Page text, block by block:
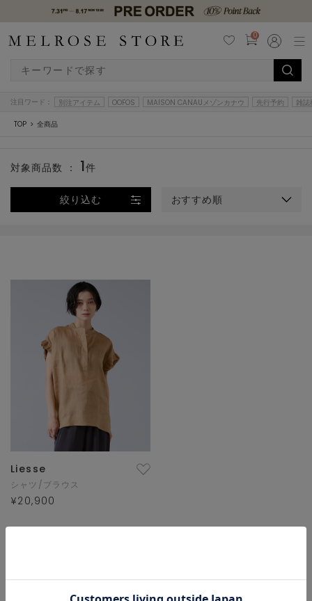
0
注目ワード： 別注アイテム OOFOS MAISON CANAUメゾンカナウ 先行予約 雑誌
TOP 全商品
絞り込む おすすめ順
対象商品数 ： 1件
Liesse
シャツ/ブラウス
¥20,900